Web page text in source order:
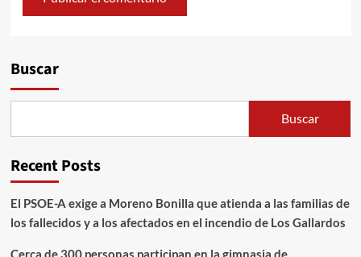
Buscar
Buscar
Recent Posts
El PSOE-A exige a Moreno Bonilla que atienda a las familias de
los fallecidos y a los afectados en el incendio de Los Gallardos
Cerca de 300 personas participan en la gimnasia de